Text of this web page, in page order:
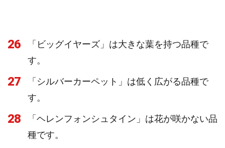
26
「ビッグイヤーズ」は大きな葉を持つ品種で
す。
27
「シルバーカーペット」は低く広がる品種で
す。
28
「ヘレンフォンシュタイン」は花が咲かない品
種です。